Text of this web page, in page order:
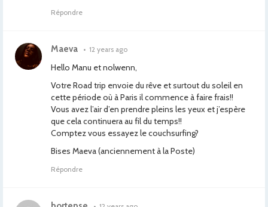
Répondre
Maeva • 12 years ago
Hello Manu et nolwenn,
Votre Road trip envoie du rêve et surtout du soleil en
cette période où à Paris il commence à faire frais!!
Vous avez l’air d’en prendre pleins les yeux et j’espère
que cela continuera au fil du temps!!
Comptez vous essayez le couchsurfing?
Bises Maeva (anciennement à la Poste)
Répondre